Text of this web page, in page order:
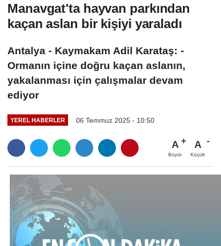
Manavgat'ta hayvan parkından
kaçan aslan bir kişiyi yaraladı
Antalya - Kaymakam Adil Karataş: -
Ormanın içine doğru kaçan aslanın,
yakalanması için çalışmalar devam
ediyor
YEREL HABERLER 06 Temmuz 2025 - 10:50
A
Büyüt
A
Küçült